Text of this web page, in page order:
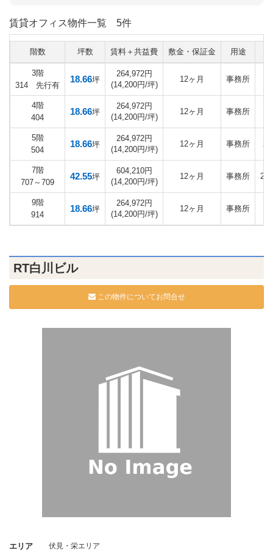
賃貸オフィス物件一覧 5件
階数 坪数 賃料＋共益費 敷金・保証金 用途
3階
314 先行有
18.66坪
264,972円
(14,200円/坪)
12ヶ月 事務所
4階
404
18.66坪
264,972円
(14,200円/坪)
12ヶ月 事務所
5階
504
18.66坪
264,972円
(14,200円/坪)
12ヶ月 事務所
7階
707～709
42.55坪
604,210円
(14,200円/坪)
12ヶ月 事務所
9階
914
18.66坪
264,972円
(14,200円/坪)
12ヶ月 事務所
RT白川ビル
この物件についてお問合せ
エリア 伏見・栄エリア